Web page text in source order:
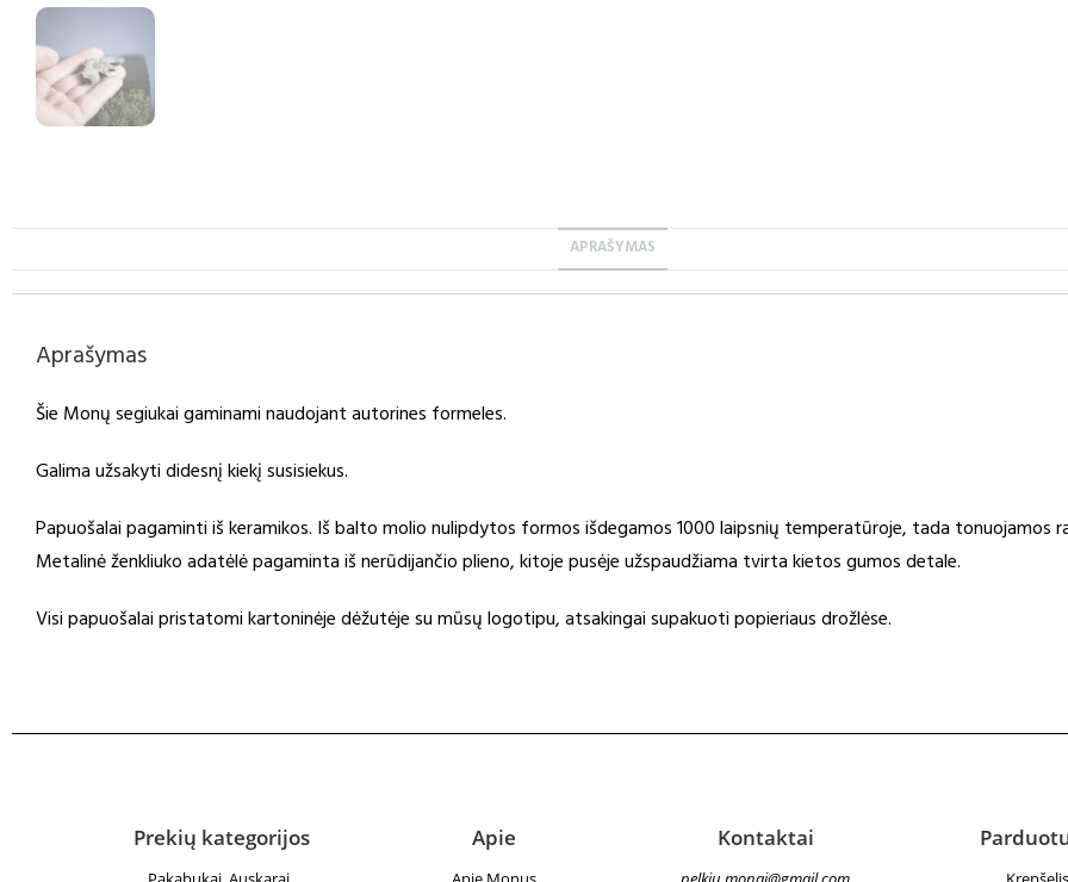
APRAŠYMAS
Aprašymas
Šie Monų segiukai gaminami naudojant autorines formeles.
Galima užsakyti didesnį kiekį susisiekus.
Papuošalai pagaminti iš keramikos. Iš balto molio nulipdytos formos išdegamos 1000 laipsnių temperatūroje, tada tonuojamos
Metalinė ženkliuko adatėlė pagaminta iš nerūdijančio plieno, kitoje pusėje užspaudžiama tvirta kietos gumos detale.
Visi papuošalai pristatomi kartoninėje dėžutėje su mūsų logotipu, atsakingai supakuoti popieriaus drožlėse.
Prekių kategorijos Apie Kontaktai